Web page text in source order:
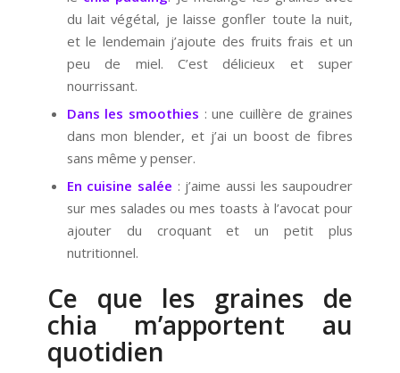
du lait végétal, je laisse gonfler toute la nuit,
et le lendemain j’ajoute des fruits frais et un
peu de miel. C’est délicieux et super
nourrissant.
Dans les smoothies : une cuillère de graines
dans mon blender, et j’ai un boost de fibres
sans même y penser.
En cuisine salée : j’aime aussi les saupoudrer
sur mes salades ou mes toasts à l’avocat pour
ajouter du croquant et un petit plus
nutritionnel.
Ce que les graines de
chia m’apportent au
quotidien